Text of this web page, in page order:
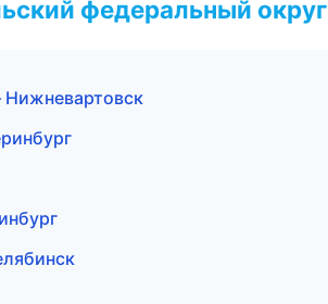
федеральный округ